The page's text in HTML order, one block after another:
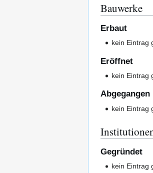
Bauwerke
Erbaut
kein Eintrag
Eröffnet
kein Eintrag
Abgegangen
kein Eintrag
Gegründet
kein Eintrag